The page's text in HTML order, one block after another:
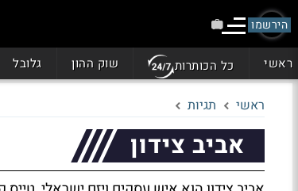
הירשמו
ראשי כל הכותרות שוק ההון גלובל
ראשי תגיות
אביב צידון